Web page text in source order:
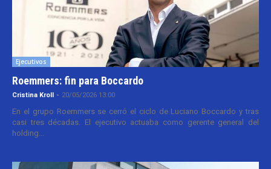
Ejecutivos
Roemmers: fin para Boccardo
Cristina Kroll - 20/05/2026 13:00
En el grupo Roemmers se cerró el ciclo de Luciano Boccardo y tras
casi tres décadas. El ejecutivo actuaba como gerente general del
holding...